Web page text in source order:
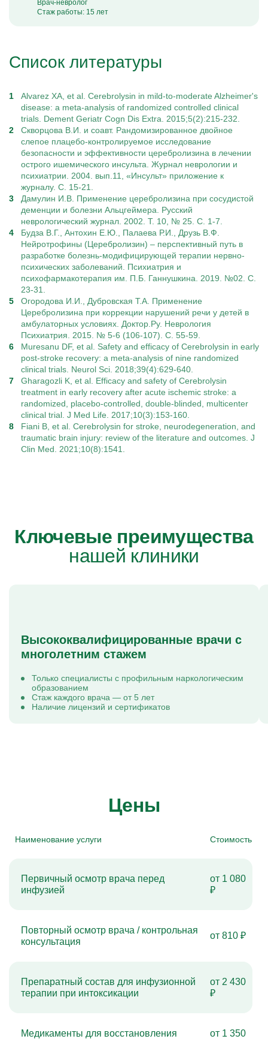
Врач-невролог
Стаж работы: 15 лет
Список литературы
Alvarez XA, et al. Cerebrolysin in mild-to-moderate Alzheimer's
disease: a meta-analysis of randomized controlled clinical
trials. Dement Geriatr Cogn Dis Extra. 2015;5(2):215-232.
Скворцова В.И. и соавт. Рандомизированное двойное
слепое плацебо-контролируемое исследование
безопасности и эффективности церебролизина в лечении
острого ишемического инсульта. Журнал неврологии и
психиатрии. 2004. вып.11, «Инсульт» приложение к
журналу. С. 15-21.
Дамулин И.В. Применение церебролизина при сосудистой
деменции и болезни Альцгеймера. Русский
неврологический журнал. 2002. Т. 10, № 25. С. 1-7.
Будза В.Г., Антохин Е.Ю., Палаева Р.И., Друзь В.Ф.
Нейротрофины (Церебролизин) – перспективный путь в
разработке болезнь-модифицирующей терапии нервно-
психических заболеваний. Психиатрия и
психофармакотерапия им. П.Б. Ганнушкина. 2019. №02. С.
23-31.
Огородова И.И., Дубровская Т.А. Применение
Церебролизина при коррекции нарушений речи у детей в
амбулаторных условиях. Доктор.Ру. Неврология
Психиатрия. 2015. № 5-6 (106-107). С. 55-59.
Muresanu DF, et al. Safety and efficacy of Cerebrolysin in early
post-stroke recovery: a meta-analysis of nine randomized
clinical trials. Neurol Sci. 2018;39(4):629-640.
Gharagozli K, et al. Efficacy and safety of Cerebrolysin
treatment in early recovery after acute ischemic stroke: a
randomized, placebo-controlled, double-blinded, multicenter
clinical trial. J Med Life. 2017;10(3):153-160.
Fiani B, et al. Cerebrolysin for stroke, neurodegeneration, and
traumatic brain injury: review of the literature and outcomes. J
Clin Med. 2021;10(8):1541.
Ключевые преимущества
нашей клиники
Высококвалифицированные врачи с
многолетним стажем
Только специалисты с профильным наркологическим
образованием
Стаж каждого врача — от 5 лет
Наличие лицензий и сертификатов
Цены
Наименование услуги Стоимость
Первичный осмотр врача перед
инфузией
от 1 080
₽
Повторный осмотр врача / контрольная
консультация
от 810 ₽
Препаратный состав для инфузионной
терапии при интоксикации
от 2 430
₽
Медикаменты для восстановления
от 1 350